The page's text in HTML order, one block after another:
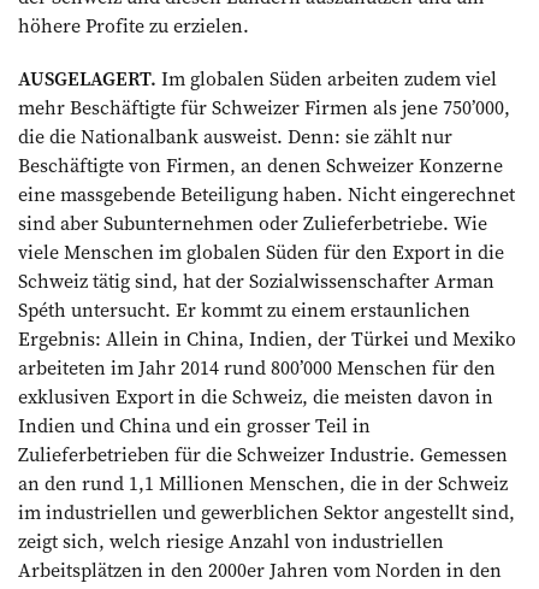
höhere Profite zu erzielen.
AUSGELAGERT. Im globalen Süden ­arbeiten zudem viel
mehr Beschäftigte für Schweizer Firmen als jene 750’000,
die die Nationalbank ausweist. Denn: sie zählt nur
Beschäftigte von Firmen, an denen Schweizer Konzerne
eine massgebende Beteiligung haben. Nicht eingerechnet
sind aber Subunternehmen oder Zulieferbetriebe. Wie
viele Menschen im globalen Süden für den Export in die
Schweiz tätig sind, hat der Sozialwissenschafter Arman
Spéth ­untersucht. Er kommt zu einem erstaunlichen
Ergebnis: Allein in China, Indien, der Türkei und Mexiko
arbeiteten im Jahr 2014 rund 800’000 Menschen für den
exklusiven Export in die Schweiz, die meisten davon in
Indien und China und ein grosser Teil in
Zulieferbetrieben für die Schweizer Indus­trie. Gemessen
an den rund 1,1 Millionen Menschen, die in der Schweiz
im industriellen und gewerblichen Sektor angestellt sind,
zeigt sich, welch riesige Anzahl von industriellen
Arbeitsplätzen in den 2000er Jahren vom Norden in den